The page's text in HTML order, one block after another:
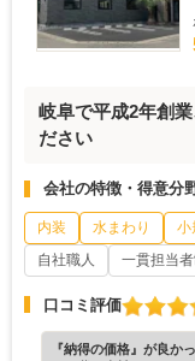
岐阜で平成2年創
ださい
会社の特徴・得意分
内装 水まわり 小
自社職人
一貫担当
口コミ評価
『納得の価格』が良か